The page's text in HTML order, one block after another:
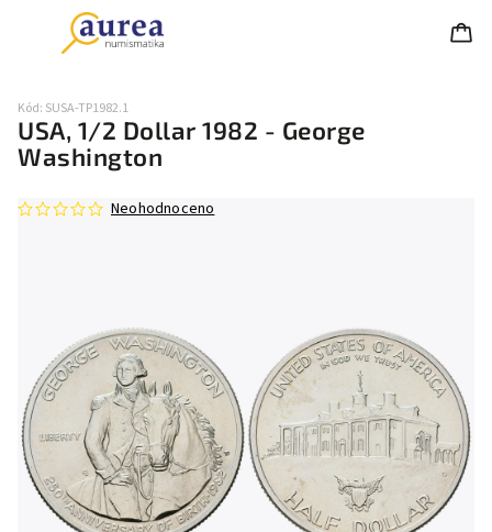
USA, 1/2 Dollar 1982 - George
Washington
Kód: SUSA-TP1982.1
Neohodnoceno